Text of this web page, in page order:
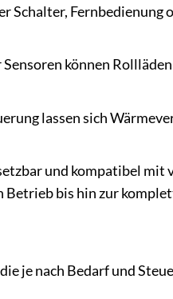
Schalter, Fernbedienung
können
lassen sich
und kompatibel mit
Betrieb bis hin zur
je nach Bedarf und